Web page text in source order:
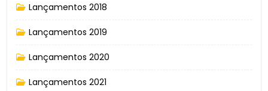
Lançamentos 2018
Lançamentos 2019
Lançamentos 2020
Lançamentos 2021